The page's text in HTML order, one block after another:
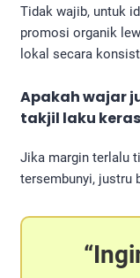
Tidak wajib, untuk
promosi organik
lokal secara
Apakah wajar
takjil laku
Jika margin terlalu
tersembunyi, justru